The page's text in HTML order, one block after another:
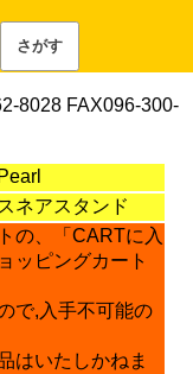
8028 FAX096-300-
Pearl
スネアスタンド
の、「CARTに入
ッピングカート
で,入手不可能の
はいたしかねま